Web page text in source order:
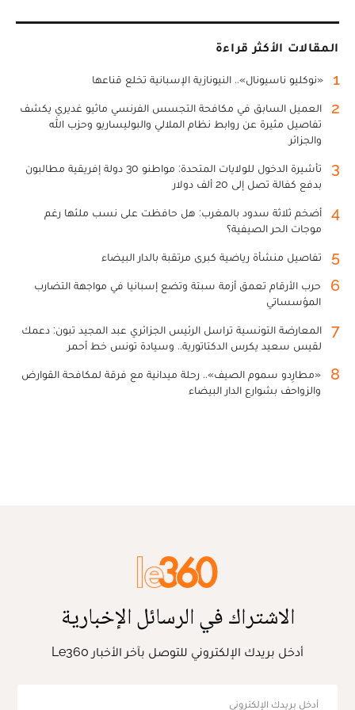
المقالات الأكثر قراءة
1 «نوكليو ناسيونال».. النيونازية الإسبانية تخلع قناعها
2
العميل السابق في مكافحة التجسس الفرنسي ماثيو غديري يكشف
تفاصيل مثيرة عن روابط نظام الملالي والبوليساريو وحزب الله
والجزائر
3
تأشيرة الدخول للولايات المتحدة: مواطنو 30 دولة إفريقية مطالبون
بدفع كفالة تصل إلى 20 ألف دولار
4
أضخم ثلاثة سدود بالمغرب: هل حافظت على نسب ملئها رغم
موجات الحر الصيفية؟
5 تفاصيل منشأة رياضية كبرى مرتقبة بالدار البيضاء
6
حرب الأرقام تعمق أزمة سبتة وتضع إسبانيا في مواجهة التضارب
المؤسساتي
7
المعارضة التونسية تراسل الرئيس الجزائري عبد المجيد تبون: دعمك
لقيس سعيد يكرس الدكتاتورية.. وسيادة تونس خط أحمر
8
«مطارِدو سموم الصيف».. رحلة ميدانية مع فرقة لمكافحة القوارض
والزواحف بشوارع الدار البيضاء
الاشتراك في الرسائل الإخبارية
أدخل بريدك الإلكتروني للتوصل بآخر الأخبار Le360